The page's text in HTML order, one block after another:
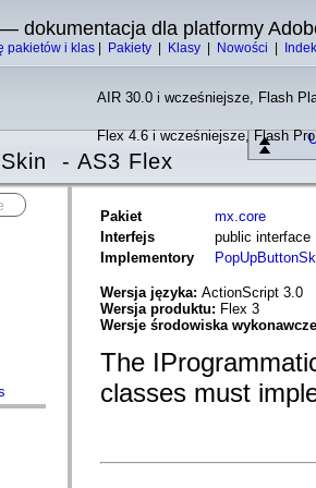
dokumentacja dla platformy
pakietów i klas Pakiety Klasy Nowości
AIR 30.0 i wcześniejsze, Flash
Flex 4.6 i wcześniejsze, Flash
- AS3 Flex
Pakiet
mx.core
Interfejs
public interface
Implementory
Wersja języka: ActionScript 3.0
Wersja produktu: Flex 3
Wersje środowiska
The
classes must